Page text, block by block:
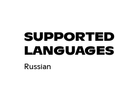
SUPPORTED
LANGUAGES
Russian